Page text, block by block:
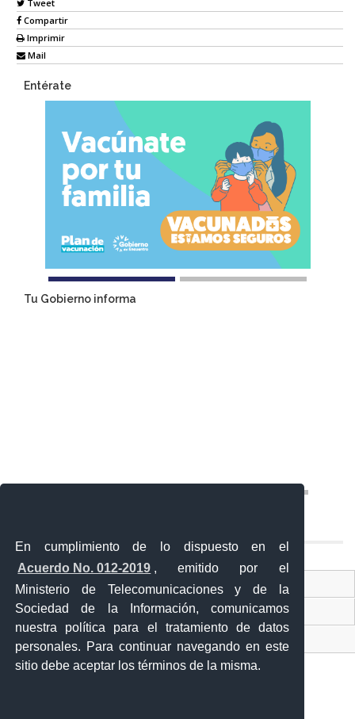
En cumplimiento de lo dispuesto en el
Acuerdo No. 012-2019 , emitido por el
Ministerio de Telecomunicaciones y de la
Sociedad de la Información, comunicamos
nuestra política para el tratamiento de datos
personales. Para continuar navegando en este
sitio debe aceptar los términos de la misma.
Tweet
Compartir
Imprimir
Mail
Entérate
Tu Gobierno informa
Contacto Ciudadano
Ventanilla Única de Comercio Exterior
Sistema Nacional de Información (SNI)